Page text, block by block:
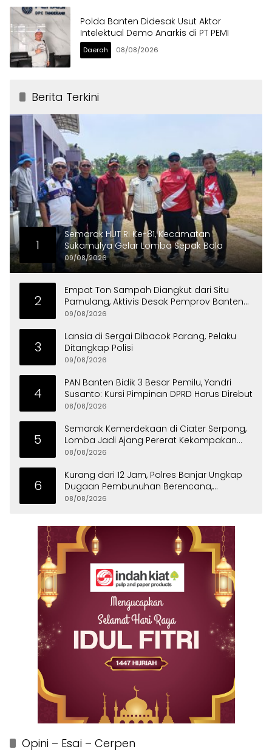
Polda Banten Didesak Usut Aktor
Intelektual Demo Anarkis di PT PEMI
Daerah 08/08/2026
Berita Terkini
1
Semarak HUT RI Ke-81, Kecamatan
Sukamulya Gelar Lomba Sepak Bola
09/08/2026
2
Empat Ton Sampah Diangkut dari Situ
Pamulang, Aktivis Desak Pemprov Banten
Peduli Lingkungan
09/08/2026
3
Lansia di Sergai Dibacok Parang, Pelaku
Ditangkap Polisi
09/08/2026
4
PAN Banten Bidik 3 Besar Pemilu, Yandri
Susanto: Kursi Pimpinan DPRD Harus Direbut
08/08/2026
5
Semarak Kemerdekaan di Ciater Serpong,
Lomba Jadi Ajang Pererat Kekompakan
Warga
08/08/2026
6
Kurang dari 12 Jam, Polres Banjar Ungkap
Dugaan Pembunuhan Berencana,
Tersangka Diciduk di Bandung
08/08/2026
Opini – Esai – Cerpen